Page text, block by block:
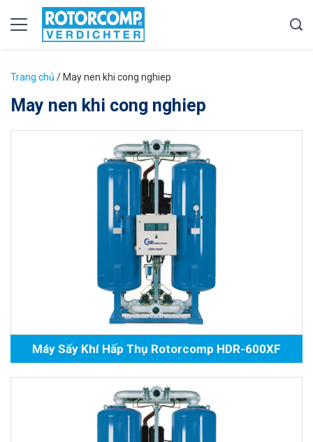
Trang chủ / May nen khi cong nghiep
May nen khi cong nghiep
Máy Sấy Khí Hấp Thụ Rotorcomp HDR-600XF